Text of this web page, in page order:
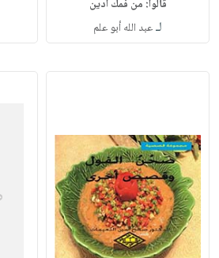
قالوا: من فمك أدين
لـعبد الله أبو علم